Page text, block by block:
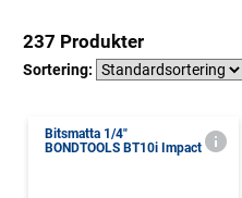
237 Produkter
Sortering:
Bitsmatta 1/4"
BONDTOOLS BT10i Impact